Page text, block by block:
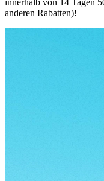
innerhalb von 14 Tagen
anderen Rabatten)!